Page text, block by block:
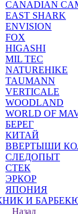
CANADIAN
EAST SHARK
ENVISION
FOX
HIGASHI
MIL TEC
NATUREHIKE
TAUMANN
VERTICALE
WOODLAND
WORLD OF
БЕРЕГ
КИТАЙ
ВВЕРТЫШИ
СЛЕДОПЫТ
СТЕК
ЭРКОР
ЯПОНИЯ
И
Назад